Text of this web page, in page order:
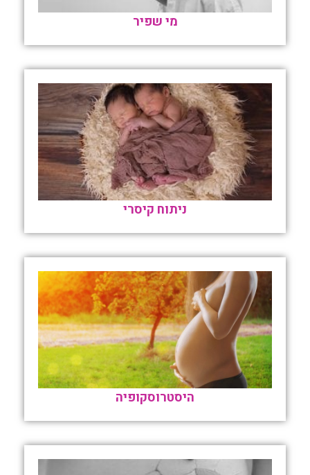
מי שפיר
ניתוח קיסרי
היסטרוסקופיה